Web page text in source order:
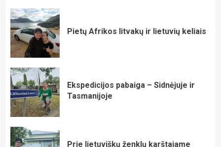
Pietų Afrikos litvakų ir lietuvių keliais
Ekspedicijos pabaiga – Sidnėjuje ir
Tasmanijoje
Prie lietuviškų ženklų karštajame